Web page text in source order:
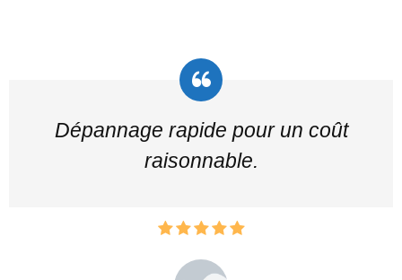
Dépannage rapide pour un coût
raisonnable.